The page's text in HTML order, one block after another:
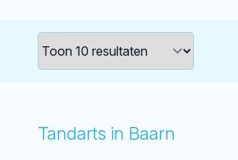
Tandarts in Baarn